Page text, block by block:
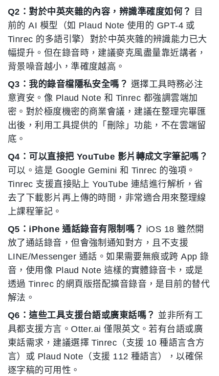
Q2：對於中英夾雜的內容，辨識準確度如何？
目
前的 AI 模型（如 Plaud Note 使用的 GPT-4 或
Tinrec 的多語引擎）對於中英夾雜的辨識能力已大
幅提升。但在錄音時，建議麥克風盡量靠近講者，
背景噪音越小，準確度越高。
Q3：我的錄音檔隱私安全嗎？ 選擇工具時務必注
意資安。像 Plaud Note 和 Tinrec 都強調雲端加
密。對於極度機密的商業會議，建議在整理完畢匯
出後，利用工具提供的「刪除」功能，不在雲端留
底。
Q4：可以直接把 YouTube 影片轉成文字筆記嗎？
可以。這是 Google Gemini 和 Tinrec 的強項。
Tinrec 支援直接貼上 YouTube 連結進行解析，省
去了下載影片再上傳的時間，非常適合用來整理線
上課程筆記。
Q5：iPhone 通話錄音有限制嗎？ iOS 18 雖然開
放了通話錄音，但會強制通知對方，且不支援
LINE/Messenger 通話。如果需要無痕或跨 App 錄
音，使用像 Plaud Note 這樣的實體錄音卡，或是
透過 Tinrec 的網頁版搭配擴音錄音，是目前的替代
解法。
Q6：這些工具支援台語或廣東話嗎？ 並非所有工
具都支援方言。Otter.ai 僅限英文。若有台語或廣
東話需求，建議選擇 Tinrec（支援 10 種語言含方
言）或 Plaud Note（支援 112 種語言），以確保
逐字稿的可用性。